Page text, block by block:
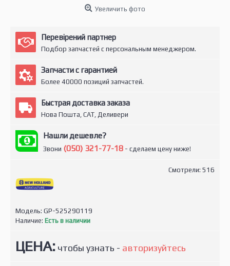
Увеличить фото
Перевірений партнер
Подбор запчастей с персональным менеджером.
Запчасти с гарантией
Более 40000 позиций запчастей.
Быстрая доставка заказа
Нова Пошта, САТ, Деливери
Нашли дешевле?
Звони (050) 321-77-18 - сделаем цену ниже!
Смотрели: 516
Модель: GP-525290119
Наличие: Есть в наличии
ЦЕНА: чтобы узнать - авторизуйтесь